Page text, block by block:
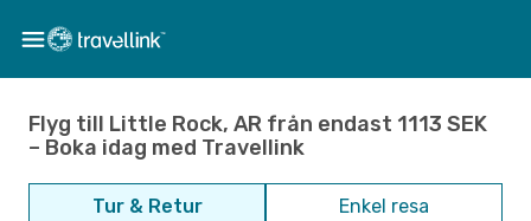
Flyg till Little Rock, AR från endast 1113 SEK
– Boka idag med Travellink
Tur & Retur Enkel resa